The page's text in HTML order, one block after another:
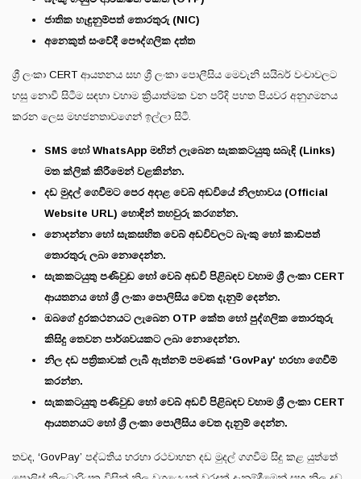
ජාතික හැඳුනුම්පත් තොරතුරු (NIC)
අනෙකුත් සංවේදී පෞද්ගලික දත්ත
ශ්‍රී ලංකා CERT ආයතනය සහ ශ්‍රී ලංකා පොලීසිය මෙවැනි සයිබර් වංචාවලට
හසු නොවී සිටීම සඳහා වහාම ක්‍රියාත්මක වන පරිදි පහත පියවර අනුගමනය
කරන ලෙස මහජනතාවගෙන් ඉල්ලා සිටී.
SMS හෝ WhatsApp මඟින් ලැබෙන සැකකටයුතු සබැඳි (Links)
මත ක්ලික් කිරීමෙන් වළකින්න.
දඩ මුදල් ගෙවීමට පෙර අදාළ වෙබ් අඩවියේ නිලභාවය (Official
Website URL) හොඳින් තහවුරු කරගන්න.
නොදන්නා හෝ සැකසහිත වෙබ් අඩවිවලට බැංකු හෝ කාඩ්පත්
තොරතුරු ලබා නොදෙන්න.
සැකකටයුතු පණිවුඩ හෝ වෙබ් අඩවි පිළිබඳව වහාම ශ්‍රී ලංකා CERT
ආයතනය හෝ ශ්‍රී ලංකා පොලිසිය වෙත දැනුම් දෙන්න.
ඔබගේ දුරකථනයට ලැබෙන OTP කේත හෝ පුද්ගලික තොරතුරු
කිසිදු තෙවන පාර්ශවයකට ලබා නොදෙන්න.
නිල දඩ පත්‍රිකාවක් ලැබී ඇත්නම් පමණක් 'GovPay' හරහා ගෙවීම්
කරන්න.
සැකකටයුතු පණිවුඩ හෝ වෙබ් අඩවි පිළිබඳව වහාම ශ්‍රී ලංකා CERT
ආයතනයට හෝ ශ්‍රී ලංකා පොලීසිය වෙත දැනුම් දෙන්න.
තවද, ‘GovPay’ පද්ධතිය හරහා රථවාහන දඩ මුදල් ගගවීම සිදු කළ යුත්තේ